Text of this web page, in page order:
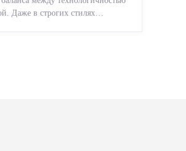
Даже в строгих стилях